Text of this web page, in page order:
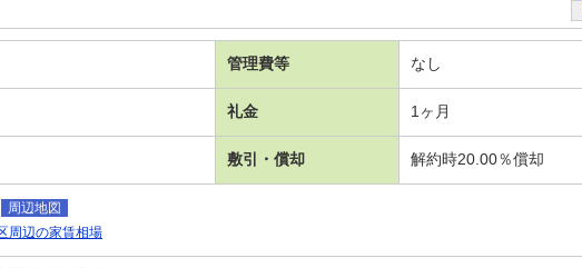
管理費等 なし
礼金 1ヶ月
敷引・償却 解約時20.00％償却
周辺地図
周辺の家賃相場